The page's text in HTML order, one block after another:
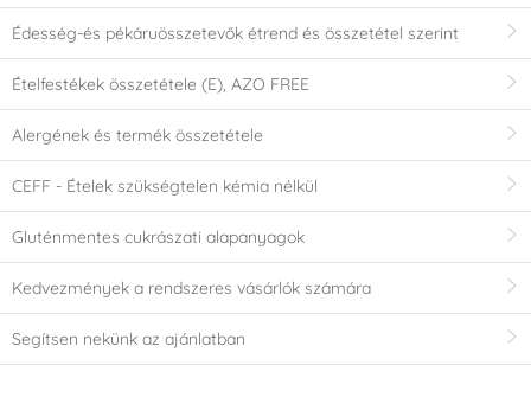
Édesség-és pékáruösszetevők étrend és összetétel szerint
Ételfestékek összetétele (E), AZO FREE
Alergének és termék összetétele
CEFF - Ételek szükségtelen kémia nélkül
Gluténmentes cukrászati alapanyagok
Kedvezmények a rendszeres vásárlók számára
Segítsen nekünk az ajánlatban